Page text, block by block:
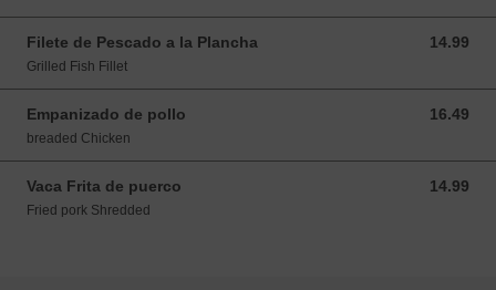
Filete de Pescado a la Plancha 14.99
14.99 USD
Grilled Fish Fillet
Empanizado de pollo 16.49
16.49 USD
breaded Chicken
Vaca Frita de puerco 14.99
14.99 USD
Fried pork Shredded